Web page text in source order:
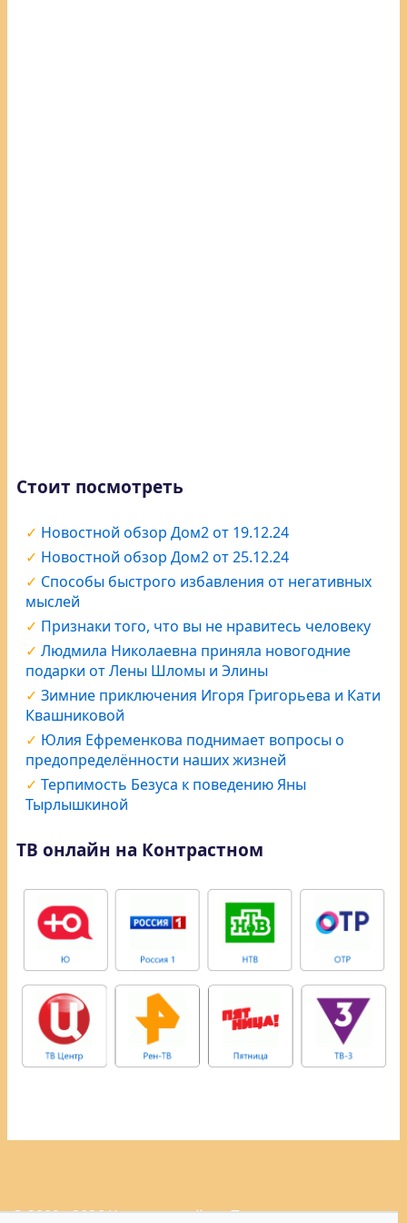
Стоит посмотреть
Новостной обзор Дом2 от 19.12.24
Новостной обзор Дом2 от 25.12.24
Способы быстрого избавления от негативных
мыслей
Признаки того, что вы не нравитесь человеку
Людмила Николаевна приняла новогодние
подарки от Лены Шломы и Элины
Зимние приключения Игоря Григорьева и Кати
Квашниковой
Юлия Ефременкова поднимает вопросы о
предопределённости наших жизней
Терпимость Безуса к поведению Яны
Тырлышкиной
ТВ онлайн на Контрастном
© 2009 - 2026 Контрастный.ру.Политика